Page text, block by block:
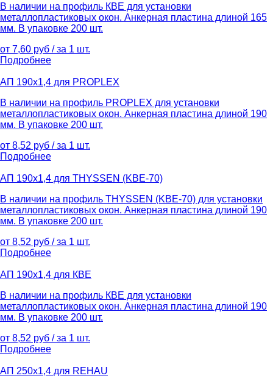
В наличии на профиль КВЕ для установки
металлопластиковых окон. Анкерная пластина длиной 165
мм. В упаковке 200 шт.
от 7,60 руб / за 1 шт.
Подробнее
АП 190х1,4 для PROPLEX
В наличии на профиль PROPLEX для установки
металлопластиковых окон. Анкерная пластина длиной 190
мм. В упаковке 200 шт.
от 8,52 руб / за 1 шт.
Подробнее
АП 190х1,4 для THYSSEN (KBE-70)
В наличии на профиль THYSSEN (KBE-70) для установки
металлопластиковых окон. Анкерная пластина длиной 190
мм. В упаковке 200 шт.
от 8,52 руб / за 1 шт.
Подробнее
АП 190х1,4 для КВЕ
В наличии на профиль КВЕ для установки
металлопластиковых окон. Анкерная пластина длиной 190
мм. В упаковке 200 шт.
от 8,52 руб / за 1 шт.
Подробнее
АП 250х1,4 для REHAU